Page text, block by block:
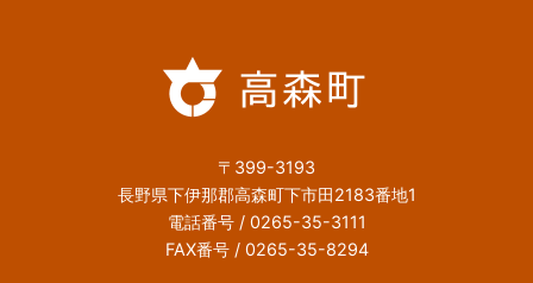
〒399-3193
長野県下伊那郡高森町下市田2183番地1
電話番号 / 0265-35-3111
FAX番号 / 0265-35-8294